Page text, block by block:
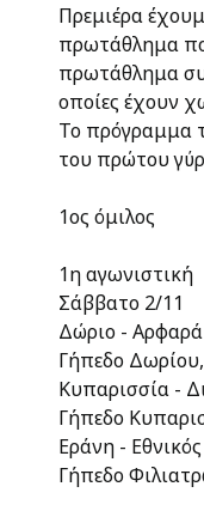
Πρεμιέρα
πρωτάθλημα
πρωτάθλημα
οποίες έχουν
Το πρόγραμμα
του πρώτου
1ος όμιλος
1η αγωνιστική
Σάββατο 2/11
Δώριο - Αρφαρά
Γήπεδο
Κυπαρισσία -
Γήπεδο
Εράνη - Εθνικός
Γήπεδο